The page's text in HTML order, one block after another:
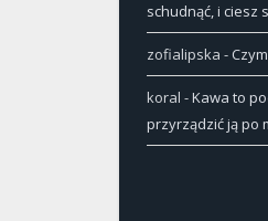
schudnąć, i ciesz
zofialipska -
koral -Kawa to
przyrządzić ją po